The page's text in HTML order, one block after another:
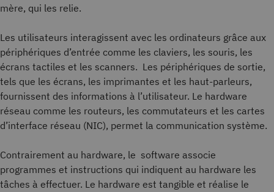
mère, qui les relie.
Les utilisateurs interagissent avec les ordinateurs grâce aux
périphériques d’entrée comme les claviers, les souris, les
écrans tactiles et les scanners. Les périphériques de sortie,
tels que les écrans, les imprimantes et les haut-parleurs,
fournissent des informations à l’utilisateur. Le hardware
réseau comme les routeurs, les commutateurs et les cartes
d’interface réseau (NIC), permet la communication système.
Contrairement au hardware, le software associe
programmes et instructions qui indiquent au hardware les
tâches à effectuer. Le hardware est tangible et réalise le